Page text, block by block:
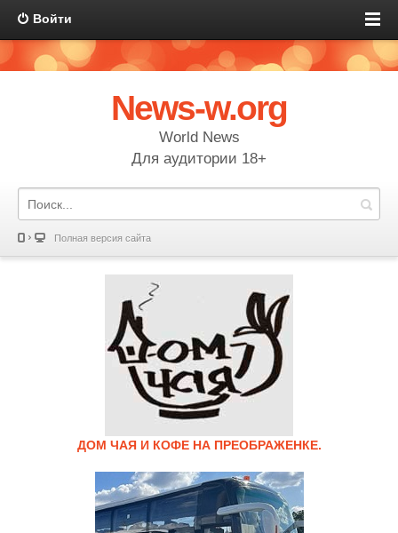
Войти
News-w.org
World News
Для аудитории 18+
Полная версия сайта
ДОМ ЧАЯ И КОФЕ НА ПРЕОБРАЖЕНКЕ.